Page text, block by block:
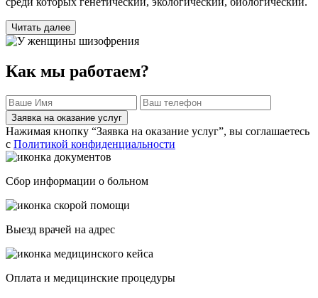
Читать далее
Как мы работаем?
Заявка на оказание услуг
Нажимая кнопку “Заявка на оказание услуг”, вы соглашаетесь
с Политикой конфиденциальности
Сбор информации о больном
Выезд врачей на адрес
Оплата и медицинские процедуры